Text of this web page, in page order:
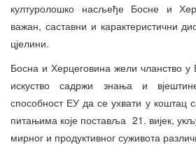
културолошко насљеђе Босне и
важан, саставни и карактеристични
цјелини.
Босна и Херцеговина жели чланство у
искуство садржи знања и
способност ЕУ да се ухвати у коштац
питањима које поставља 21. вијек,
мирног и продуктивног суживота